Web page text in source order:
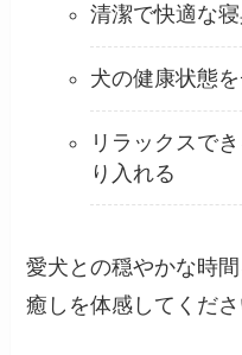
清潔で快適な
犬の健康状態
リラックスで
り入れる
愛犬との穏やかな時
癒しを体感してくださ